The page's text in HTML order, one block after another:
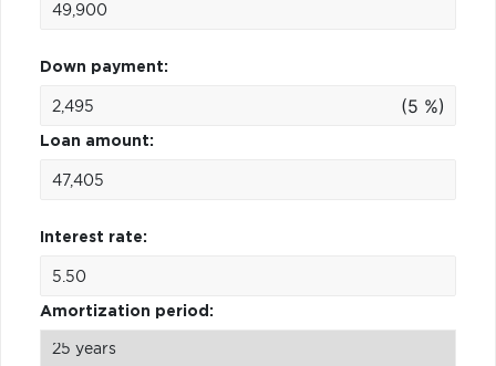
Down payment:
(5 %)
Loan amount:
Interest rate:
Amortization period: